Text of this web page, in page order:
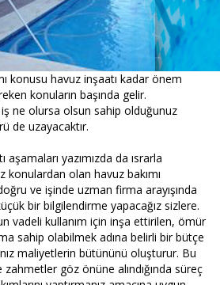
konusu havuz inşaatı kadar önem
konuların başında gelir.
iş ne olursa olsun sahip olduğunuz
de uzayacaktır.
aşamaları yazımızda da ısrarla
konulardan olan havuz bakımı
ve işinde uzman firma arayışında
bir bilgilendirme yapacağız sizlere.
vadeli kullanım için inşa ettirilen, ömür
sahip olabilmek adına belirli bir bütçe
maliyetlerin bütününü oluşturur. Bu
göz önüne alındığında süreç